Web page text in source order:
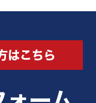
はこちら